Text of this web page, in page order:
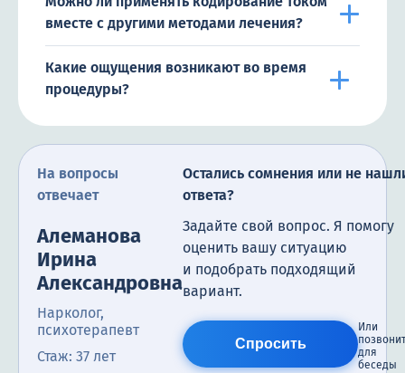
вместе с другими методами лечения?
Какие ощущения возникают во время
процедуры?
На вопросы
отвечает
Алеманова
Ирина
Александровна
Нарколог,
психотерапевт
Стаж: 37 лет
Остались сомнения или не
ответа?
Задайте свой вопрос. Я помогу
оценить вашу ситуацию
и подобрать подходящий
вариант.
Спросить
Или
для
беседы